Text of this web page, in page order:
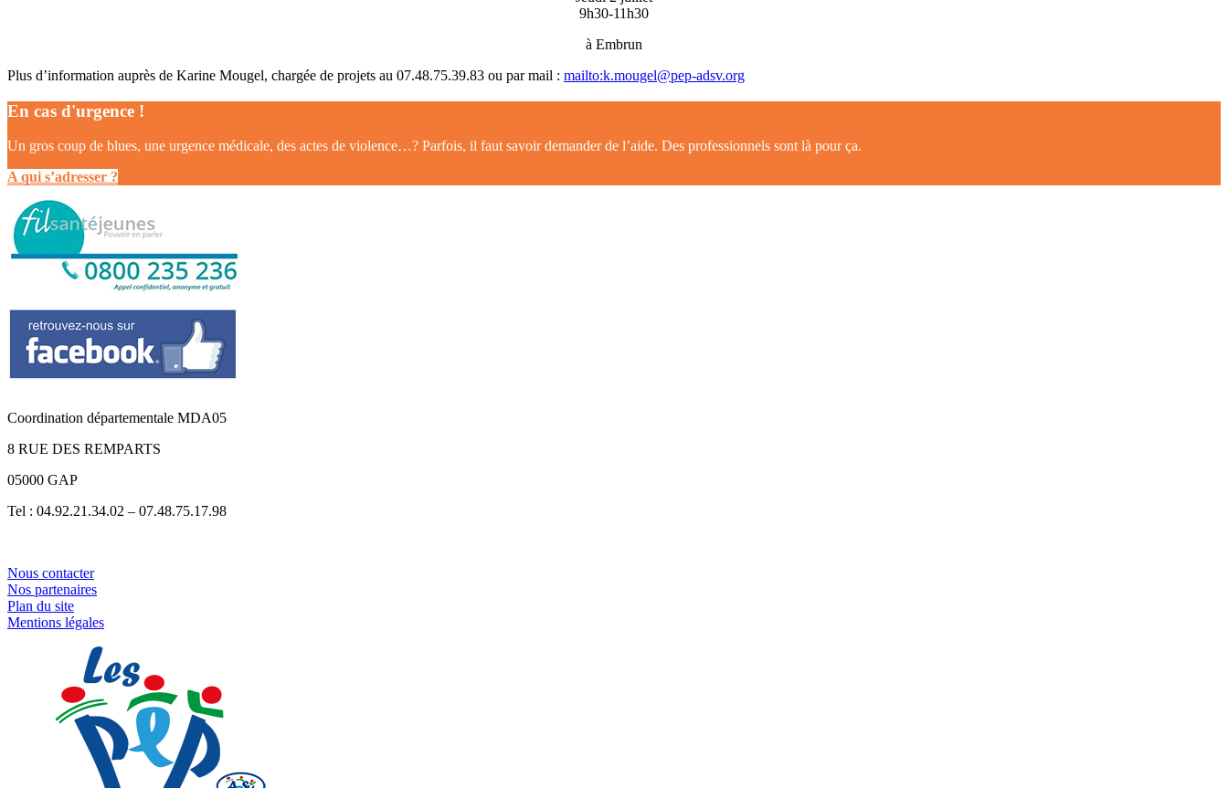
9h30-11h30
à Embrun
Plus d’information auprès de Karine Mougel, chargée de projets au 07.48.75.39.83 ou par mail : mailto:k.mougel@pep-adsv.org
En cas d'urgence !
Un gros coup de blues, une urgence médicale, des actes de violence…? Parfois, il faut savoir demander de l’aide. Des professionnels sont là pour ça.
A qui s’adresser ?
Coordination départementale MDA05
8 RUE DES REMPARTS
05000 GAP
Tel : 04.92.21.34.02 – 07.48.75.17.98
Nous contacter
Nos partenaires
Plan du site
Mentions légales